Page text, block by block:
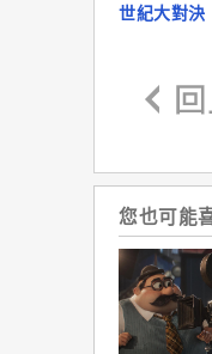
世紀大對決
您也可能